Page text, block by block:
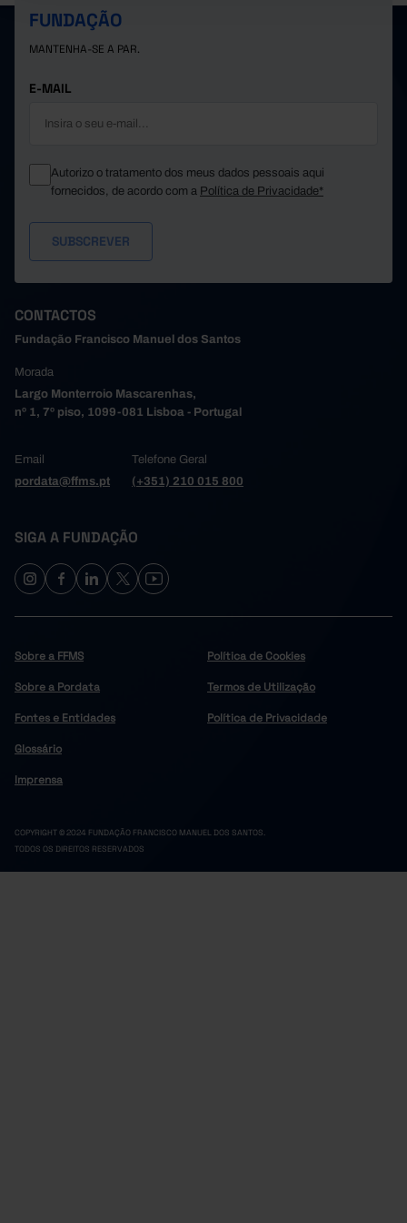
FUNDAÇÃO
MANTENHA-SE A PAR.
E-MAIL
Autorizo o tratamento dos meus dados pessoais aqui
fornecidos, de acordo com a Política de Privacidade*
CONTACTOS
Fundação Francisco Manuel dos Santos
Morada
Largo Monterroio Mascarenhas,
nº 1, 7º piso, 1099-081 Lisboa - Portugal
Email
pordata@ffms.pt
Telefone Geral
(+351) 210 015 800
SIGA A FUNDAÇÃO
Sobre a FFMS
Sobre a Pordata
Fontes e Entidades
Glossário
Imprensa
Política de Cookies
Termos de Utilização
Política de Privacidade
COPYRIGHT © 2024 FUNDAÇÃO FRANCISCO MANUEL DOS SANTOS.
TODOS OS DIREITOS RESERVADOS